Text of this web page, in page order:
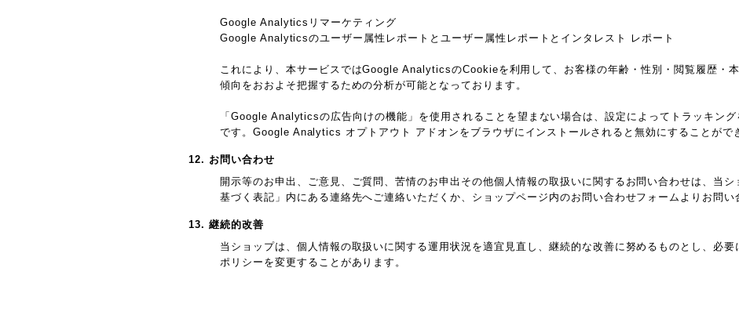
Google Analyticsリマーケティング
Google Analyticsのユーザー属性レポートとユーザー属性レポートとインタレスト レポート
これにより、本サービスではGoogle AnalyticsのCookieを利用して、お客様の年齢・性別・閲覧履歴・
傾向をおおよそ把握するための分析が可能となっております。
「Google Analyticsの広告向けの機能」を使用されることを望まない場合は、設定によってトラッキン
です。Google Analytics オプトアウト アドオンをブラウザにインストールされると無効にすることがで
12. お問い合わせ
開示等のお申出、ご意見、ご質問、苦情のお申出その他個人情報の取扱いに関するお問い合わせは、当
基づく表記」内にある連絡先へご連絡いただくか、ショップページ内のお問い合わせフォームよりお問い
13. 継続的改善
当ショップは、個人情報の取扱いに関する運用状況を適宜見直し、継続的な改善に努めるものとし、必
ポリシーを変更することがあります。